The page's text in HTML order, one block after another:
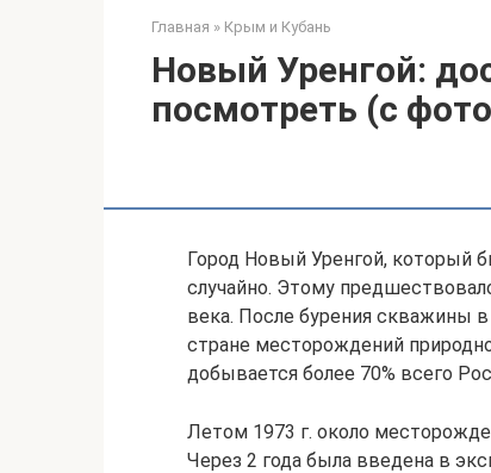
Главная » Крым и Кубань
Новый Уренгой:
посмотреть (с
Город Новый Уренгой, который
случайно. Этому
века. После бурения скважины
стране месторождений
добывается более 70% всего
Летом 1973 г. около
Через 2 года была введена в